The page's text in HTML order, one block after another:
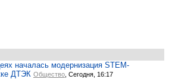
началась модернизация STEM-
ДТЭК Общество , Сегодня, 16:17